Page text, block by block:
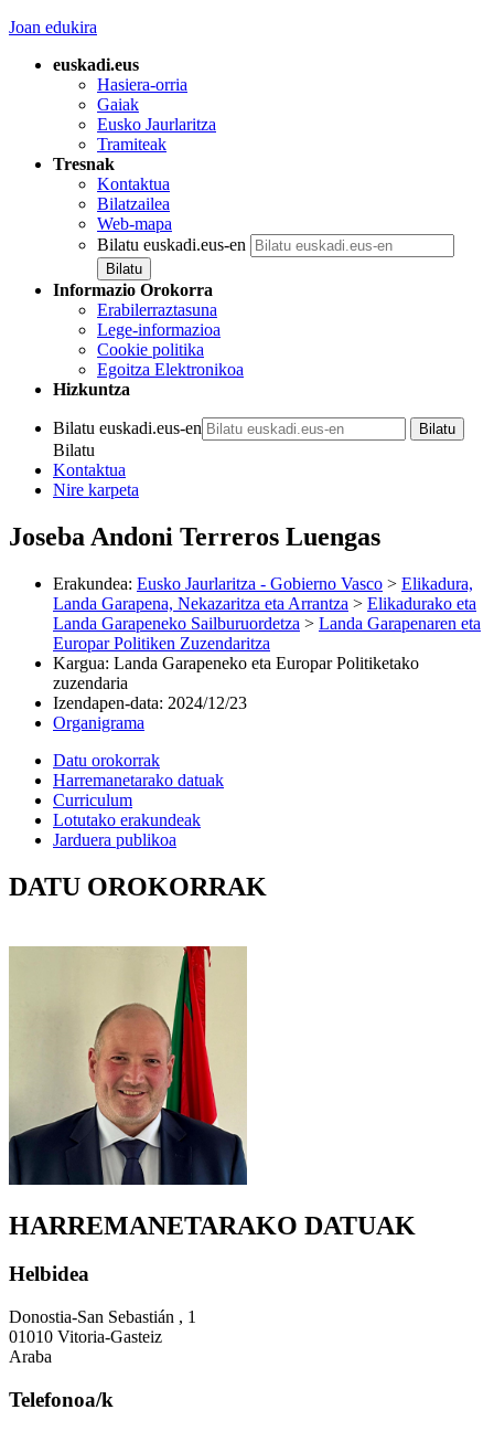
Joan edukira
euskadi.eus
Hasiera-orria
Gaiak
Eusko Jaurlaritza
Tramiteak
Tresnak
Kontaktua
Bilatzailea
Web-mapa
Bilatu euskadi.eus-en
Informazio Orokorra
Erabilerraztasuna
Lege-informazioa
Cookie politika
Egoitza Elektronikoa
Hizkuntza
Bilatu euskadi.eus-en
Bilatu
Kontaktua
Nire karpeta
Joseba Andoni Terreros Luengas
Erakundea: Eusko Jaurlaritza - Gobierno Vasco > Elikadura,
Landa Garapena, Nekazaritza eta Arrantza > Elikadurako eta
Landa Garapeneko Sailburuordetza > Landa Garapenaren eta
Europar Politiken Zuzendaritza
Kargua: Landa Garapeneko eta Europar Politiketako
zuzendaria
Izendapen-data: 2024/12/23
Organigrama
Datu orokorrak
Harremanetarako datuak
Curriculum
Lotutako erakundeak
Jarduera publikoa
DATU OROKORRAK
HARREMANETARAKO DATUAK
Helbidea
Donostia-San Sebastián , 1
01010 Vitoria-Gasteiz
Araba
Telefonoa/k